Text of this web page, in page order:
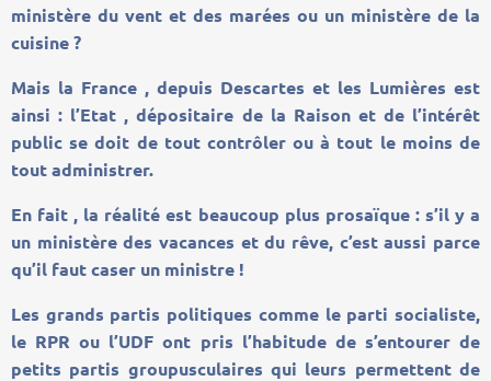
ministère du vent et des marées ou un ministère de la
cuisine ?
Mais la France , depuis Descartes et les Lumières est
ainsi : l’Etat , dépositaire de la Raison et de l’intérêt
public se doit de tout contrôler ou à tout le moins de
tout administrer.
En fait , la réalité est beaucoup plus prosaïque : s’il y a
un ministère des vacances et du rêve, c’est aussi parce
qu’il faut caser un ministre !
Les grands partis politiques comme le parti socialiste,
le RPR ou l’UDF ont pris l’habitude de s’entourer de
petits partis groupusculaires qui leurs permettent de